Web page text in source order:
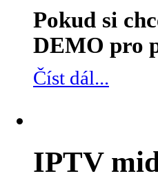
Pokud si
DEMO pro
Číst dál...
IPTV